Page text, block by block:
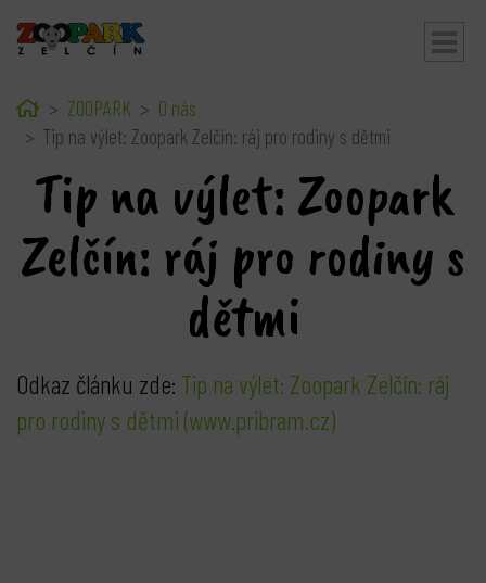
HomeZOOPARK
O nás
Tip na výlet: Zoopark Zelčín: ráj pro rodiny s dětmi
Tip na výlet: Zoopark
Zelčín: ráj pro rodiny s
dětmi
Odkaz článku zde: Tip na výlet: Zoopark Zelčín: ráj
pro rodiny s dětmi (www.pribram.cz)